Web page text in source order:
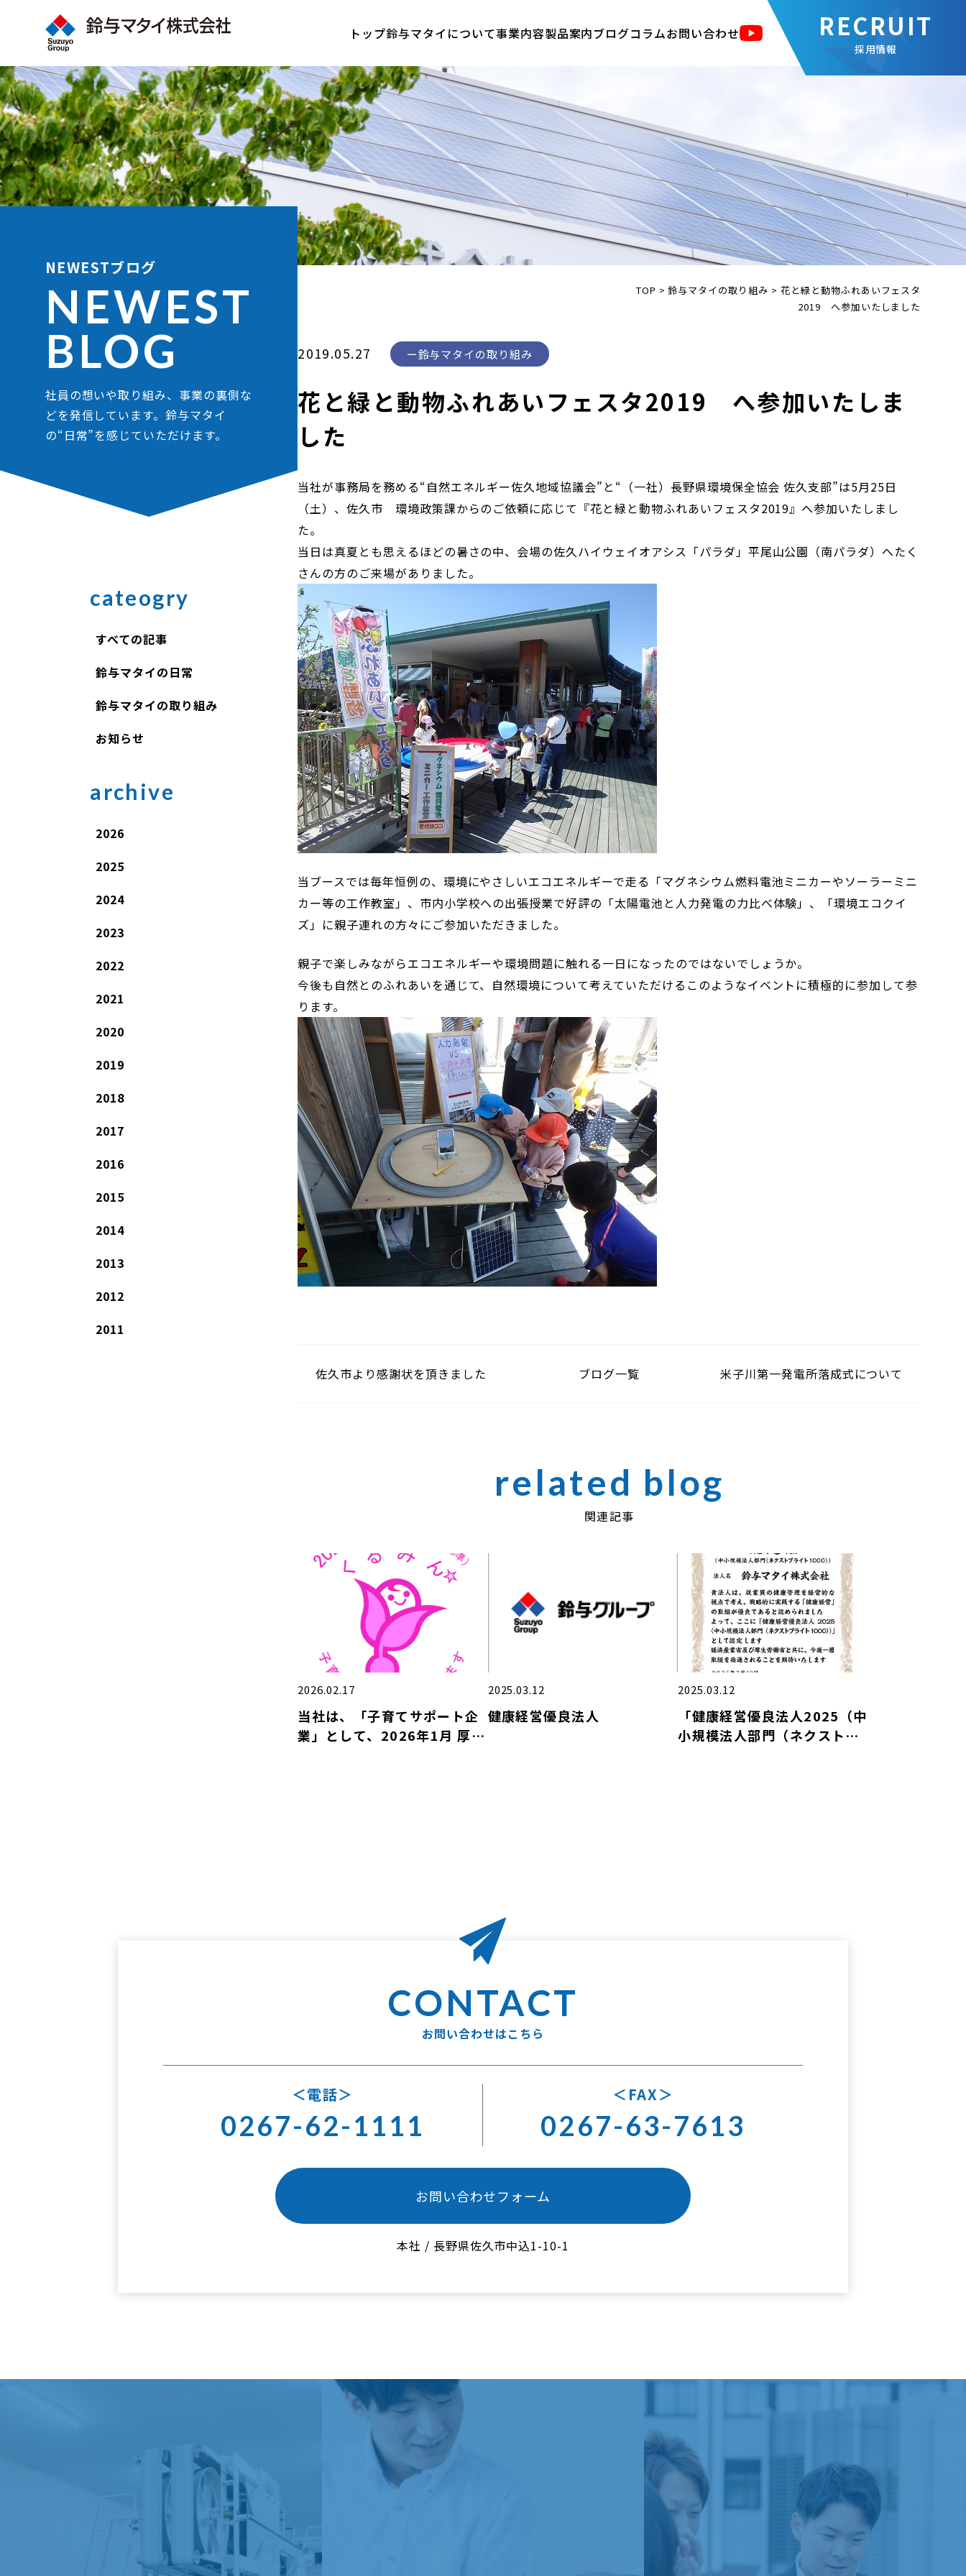
トップ鈴与マタイについて事業内容製品案内ブログコラムお問い合わせ
採用情報
NEWESTブログ
NEWEST
BLOG
社員の想いや取り組み、事業の裏側な
どを発信しています。鈴与マタイ
の“日常”を感じていただけます。
TOP >鈴与マタイの取り組み > 花と緑と動物ふれあいフェスタ
2019 へ参加いたしました
2019.05.27 鈴与マタイの取り組み
花と緑と動物ふれあいフェスタ2019 へ参加いたしま
した
当社が事務局を務める“自然エネルギー佐久地域協議会”と“（一社）長野県環境保全協会 佐久支部”は5月25日
（土）、佐久市 環境政策課からのご依頼に応じて『花と緑と動物ふれあいフェスタ2019』へ参加いたしまし
た。
当日は真夏とも思えるほどの暑さの中、会場の佐久ハイウェイオアシス「パラダ」平尾山公園（南パラダ）へたく
さんの方のご来場がありました。
当ブースでは毎年恒例の、環境にやさしいエコエネルギーで走る「マグネシウム燃料電池ミニカーやソーラーミニ
カー等の工作教室」、市内小学校への出張授業で好評の「太陽電池と人力発電の力比べ体験」、「環境エコクイ
ズ」に親子連れの方々にご参加いただきました。
親子で楽しみながらエコエネルギーや環境問題に触れる一日になったのではないでしょうか。
今後も自然とのふれあいを通じて、自然環境について考えていただけるこのようなイベントに積極的に参加して参
ります。
佐久市より感謝状を頂きました ブログ一覧 米子川第一発電所落成式について
関連記事
2026.02.17
当社は、「子育てサポート企
業」として、2026年1月 厚生
2025.03.12
健康経営優良法人
2025.03.12
「健康経営優良法人2025（中
小規模法人部門（ネクストブ
cateogry
すべての記事
鈴与マタイの日常
鈴与マタイの取り組み
お知らせ
archive
2026
2025
2024
2023
2022
2021
2020
2019
2018
2017
2016
2015
2014
2013
2012
2011
お問い合わせはこちら
電話
0267-62-1111
FAX
0267-63-7613
お問い合わせフォーム
本社 / 長野県佐久市中込1-10-1